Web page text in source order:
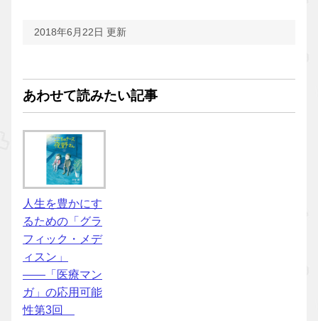
2018年6月22日 更新
あわせて読みたい記事
人生を豊かにす
るための「グラ
フィック・メデ
ィスン」
――「医療マン
ガ」の応用可能
性第3回